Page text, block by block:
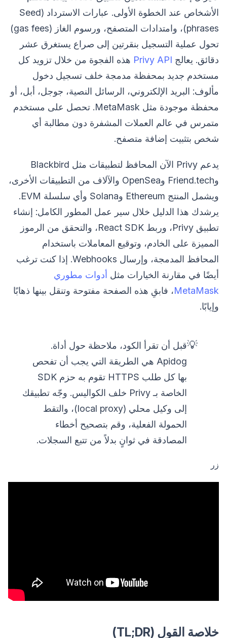
الأشخاص عند الخطوة الأولى. عبارات الاسترداد (Seed
phrases)، وامتدادات المتصفح، ورسوم الغاز (gas fees)
تحول عملية التسجيل بنقرتين إلى صراع يستغرق عشر
دقائق. يعالج Privy API هذه الفجوة من خلال تزويد كل
مستخدم جديد بمحفظة مدمجة خلف تسجيل دخول
مألوف: البريد الإلكتروني، الرسائل النصية، جوجل، أبل، أو
محفظة موجودة مثل MetaMask. تحصل على مستخدم
متمرس في عالم العملات المشفرة دون مطالبة أي
شخص بتثبيت إضافة متصفح.
يدعم Privy الآن المحافظ لتطبيقات مثل Blackbird
وFriend.tech وOpenSea والآلاف من التطبيقات الأخرى،
ويشمل المنتج Ethereum وSolana وأي سلسلة EVM.
يرشدك هذا الدليل خلال سير عمل المطور الكامل: إنشاء
تطبيق Privy، وربط React SDK، والتحقق من الرموز
المميزة على الخادم، وتوقيع المعاملات باستخدام
المحافظ المدمجة، وإرسال Webhooks. إذا كنت ترغب
أيضًا في مقارنة الخيارات مثل أدوات مطوري
MetaMask، فابقِ هذه الصفحة مفتوحة وتنقل بينها ذهابًا
وإيابًا.
💡قبل أن تقرأ الكود، ملاحظة حول أداة.
Apidog هي الطريقة التي يجب أن تفحص
بها كل طلب HTTPS تقوم به حزم SDK
الخاصة بـ Privy خلف الكواليس. وجّه تطبيقك
إلى وكيل محلي (local proxy)، والتقط
الحمولة الفعلية، وقم بتصحيح أخطاء
المصادقة في ثوانٍ بدلاً من تتبع السجلات.
زر
خلاصة القول (TL;DR)